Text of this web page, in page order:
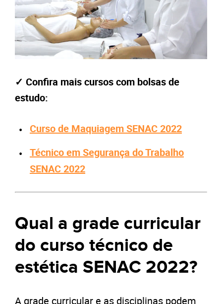
✓ Confira mais cursos com bolsas de
estudo:
Curso de Maquiagem SENAC 2022
Técnico em Segurança do Trabalho
SENAC 2022
Qual a grade curricular
do curso técnico de
estética SENAC 2022?
A grade curricular e as disciplinas podem